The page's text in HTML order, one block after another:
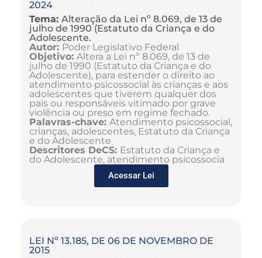
2024
Tema: Alteração da Lei nº 8.069, de 13 de
julho de 1990 (Estatuto da Criança e do
Adolescente.
Autor: Poder Legislativo Federal
Objetivo: Altera a Lei nº 8.069, de 13 de
julho de 1990 (Estatuto da Criança e do
Adolescente), para estender o direito ao
atendimento psicossocial às crianças e aos
adolescentes que tiverem qualquer dos
pais ou responsáveis vitimado por grave
violência ou preso em regime fechado.
Palavras-chave: Atendimento psicossocial,
crianças, adolescentes, Estatuto da Criança
e do Adolescente
Descritores DeCS: Estatuto da Criança e
do Adolescente, atendimento psicossocia
Acessar Lei
LEI Nº 13.185, DE 06 DE NOVEMBRO DE
2015